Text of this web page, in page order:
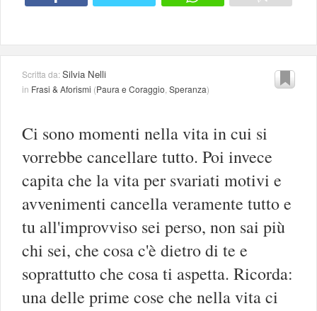
Scritta da:Silvia Nelli
in Frasi & Aforismi (Paura e Coraggio Speranza)
Ci sono momenti nella vita in cui si
vorrebbe cancellare tutto. Poi invece
capita che la vita per svariati motivi e
avvenimenti cancella veramente tutto e
tu all'improvviso sei perso, non sai più
chi sei, che cosa c'è dietro di te e
soprattutto che cosa ti aspetta. Ricorda:
una delle prime cose che nella vita ci